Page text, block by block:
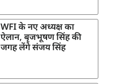
WFI के नए अध्यक्ष का
ऐलान, बृजभूषण सिंह की
जगह लेंगे संजय सिंह